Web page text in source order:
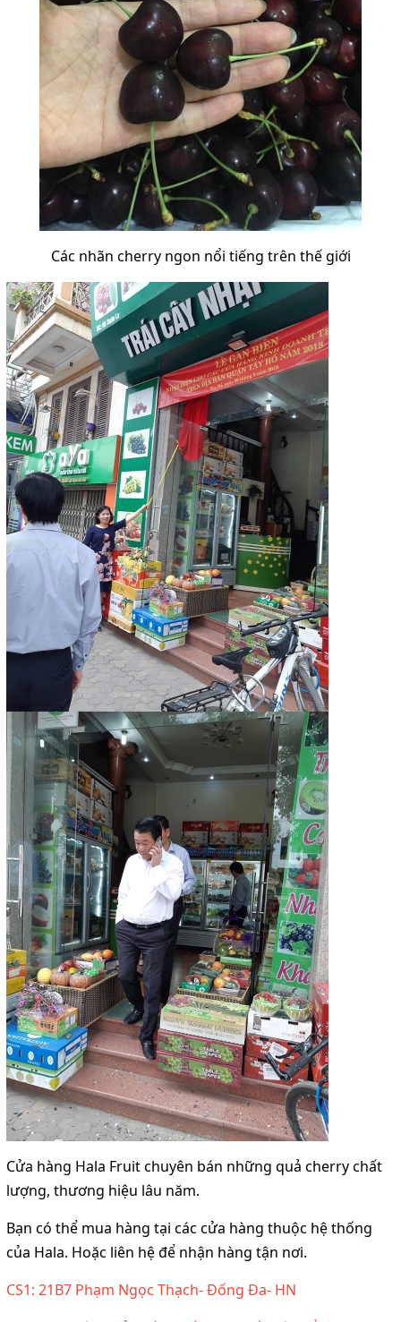
Các nhãn cherry ngon nổi tiếng trên thế giới
Cửa hàng Hala Fruit chuyên bán những quả cherry chất
lượng, thương hiệu lâu năm.
Bạn có thể mua hàng tại các cửa hàng thuộc hệ thống
của Hala. Hoặc liên hệ để nhận hàng tận nơi.
CS1: 21B7 Phạm Ngọc Thạch- Đống Đa- HN